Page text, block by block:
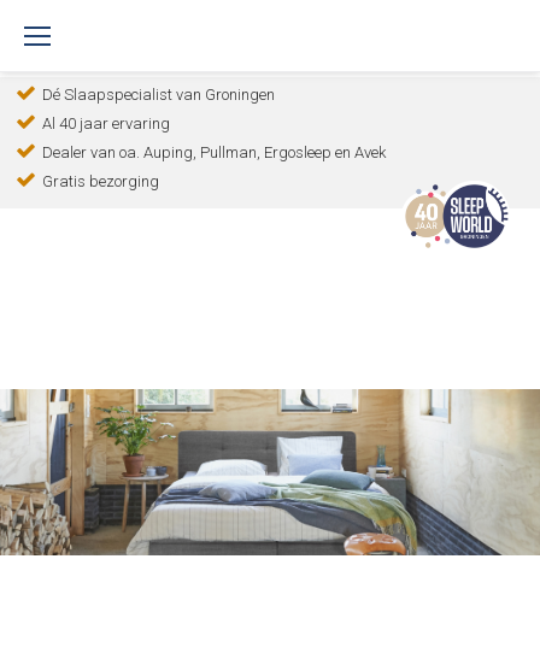
t
e
t
Dé Slaapspecialist van Groningen
Al 40 jaar ervaring
Dealer van oa. Auping, Pullman, Ergosleep en Avek
Gratis bezorging
H
e